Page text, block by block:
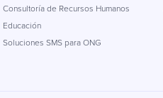
Consultoría de Recursos Humanos
Educación
Soluciones SMS para ONG